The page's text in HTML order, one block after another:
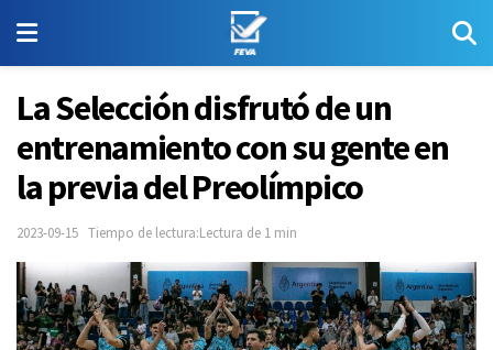
La Selección disfrutó de un
entrenamiento con su gente en
la previa del Preolímpico
2023-09-15 Tiempo de lectura:Lectura de 1 min